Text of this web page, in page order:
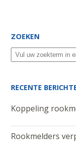
ZOEKEN
RECENTE
Koppeling
Rookmelders